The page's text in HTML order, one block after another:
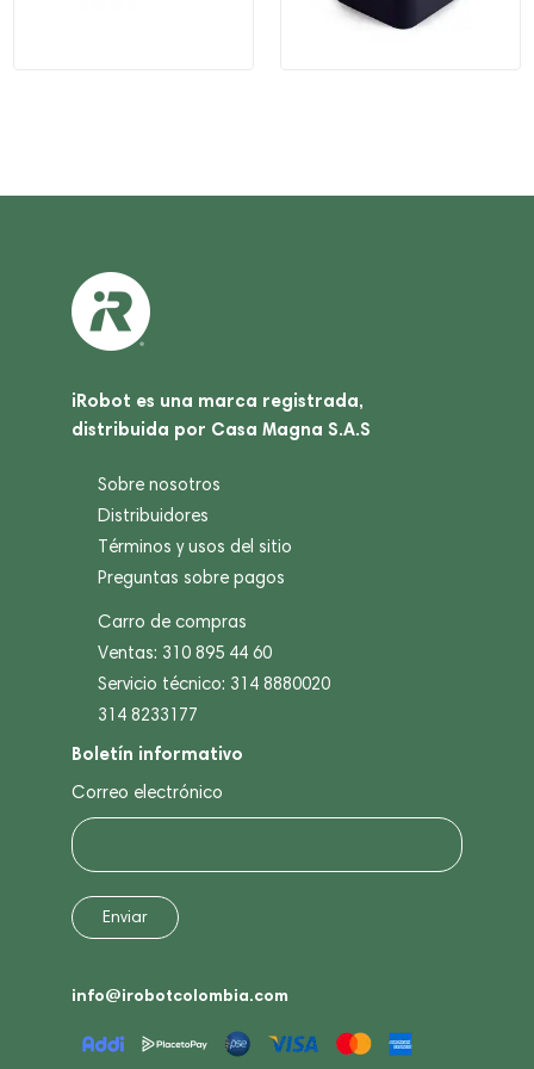
iRobot es una marca registrada,
distribuida por Casa Magna S.A.S
Sobre nosotros
Distribuidores
Términos y usos del sitio
Preguntas sobre pagos
Carro de compras
Ventas: 310 895 44 60
Servicio técnico: 314 8880020
314 8233177
Boletín informativo
Correo electrónico
info@irobotcolombia.com